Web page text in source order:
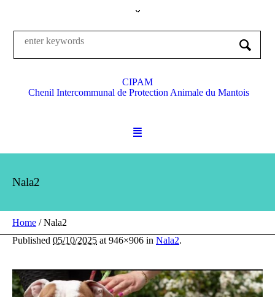
CIPAM
Chenil Intercommunal de Protection Animale du Mantois
Nala2
Home /Nala2
Published 05/10/2025 at 946×906 in Nala2.